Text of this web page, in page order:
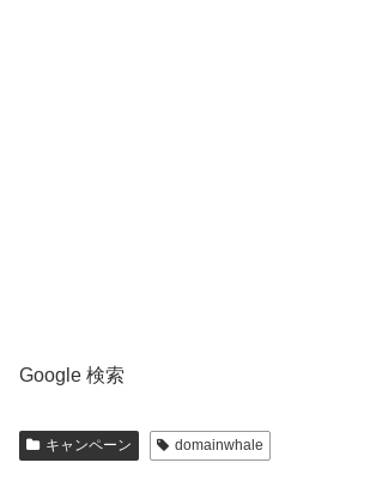
Google 検索
キャンペーン domainwhale